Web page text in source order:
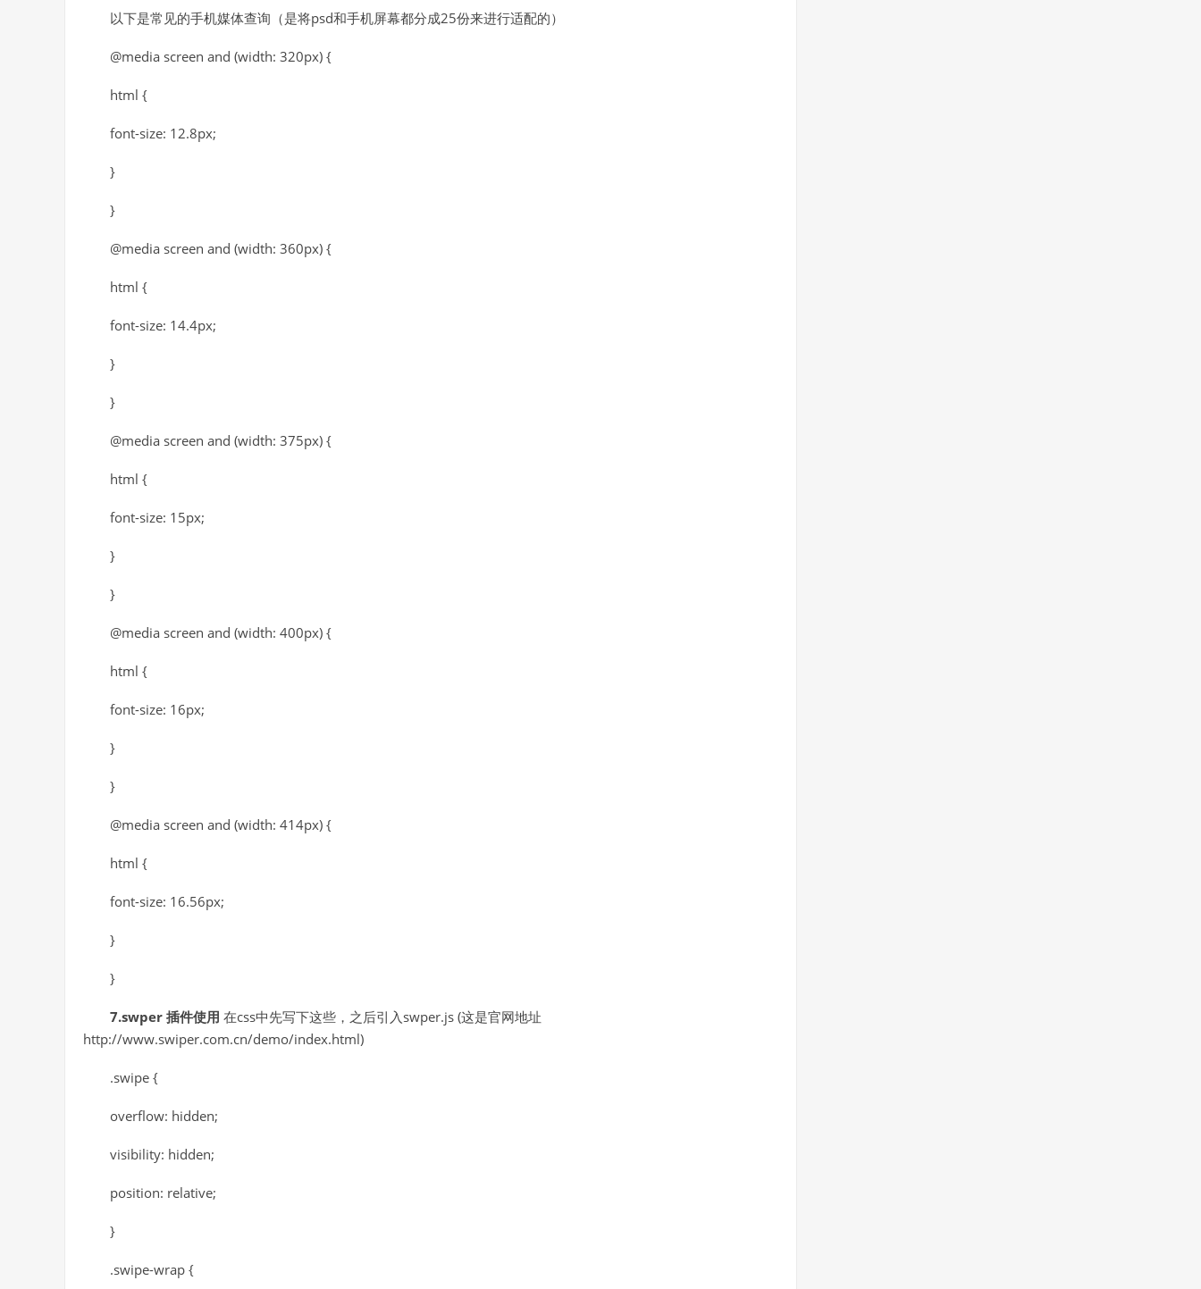
以下是常见的手机媒体查询（是将psd和手机屏幕都分成25份来进行适配的）
@media screen and (width: 320px) {
html {
font-size: 12.8px;
}
}
@media screen and (width: 360px) {
html {
font-size: 14.4px;
}
}
@media screen and (width: 375px) {
html {
font-size: 15px;
}
}
@media screen and (width: 400px) {
html {
font-size: 16px;
}
}
@media screen and (width: 414px) {
html {
font-size: 16.56px;
}
}
7.swper 插件使用 在css中先写下这些，之后引入swper.js (这是官网地址
http://www.swiper.com.cn/demo/index.html)
.swipe {
overflow: hidden;
visibility: hidden;
position: relative;
}
.swipe-wrap {